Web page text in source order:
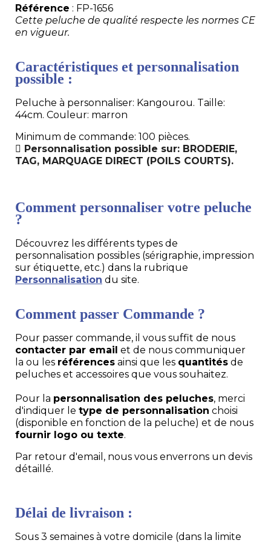
Référence : FP-1656
Cette peluche de qualité respecte les normes CE
en vigueur.
Caractéristiques et personnalisation
possible :
Peluche à personnaliser: Kangourou. Taille:
44cm. Couleur: marron
Minimum de commande: 100 pièces.
Personnalisation possible sur: BRODERIE,
TAG, MARQUAGE DIRECT (POILS COURTS).
Comment personnaliser votre peluche
?
Découvrez les différents types de
personnalisation possibles (sérigraphie, impression
sur étiquette, etc.) dans la rubrique
Personnalisation du site.
Comment passer Commande ?
Pour passer commande, il vous suffit de nous
contacter par email et de nous communiquer
la ou les références ainsi que les quantités de
peluches et accessoires que vous souhaitez.
Pour la personnalisation des peluches, merci
d'indiquer le type de personnalisation choisi
(disponible en fonction de la peluche) et de nous
fournir logo ou texte.
Par retour d'email, nous vous enverrons un devis
détaillé.
Délai de livraison :
Sous 3 semaines à votre domicile (dans la limite